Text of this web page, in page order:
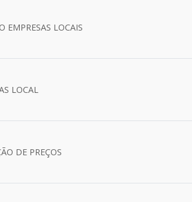
EMPRESAS LOCAIS
LOCAL
DE PREÇOS